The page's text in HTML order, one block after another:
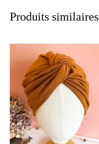
Produits similaires